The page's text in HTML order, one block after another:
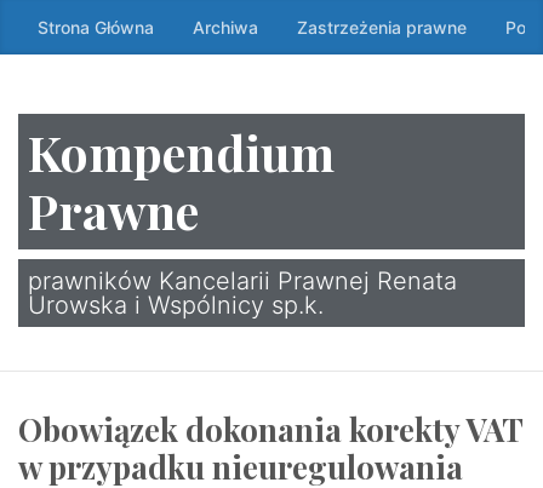
Przeskocz
do
↷
Strona Główna Archiwa Zastrzeżenia prawne
Kompendium
Prawne
prawników Kancelarii Prawnej Renata
Urowska i Wspólnicy sp.k.
Obowiązek dokonania korekty VAT
w przypadku nieuregulowania